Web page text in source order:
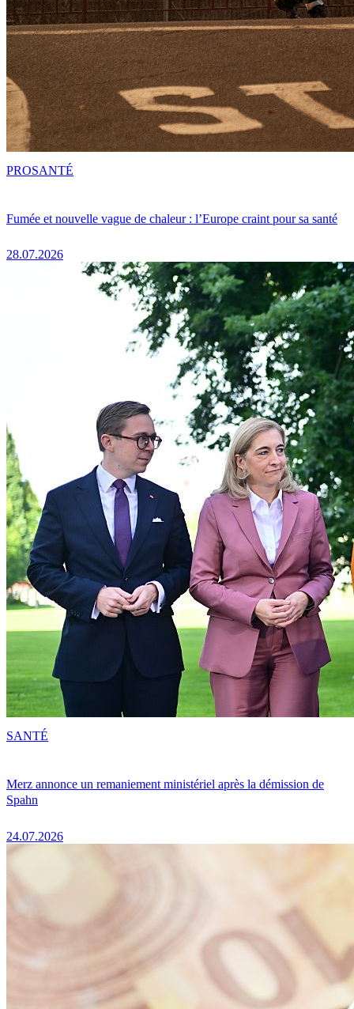
Fumée et nouvelle vague de chaleur : l’Europe craint pour sa santé
28.07.2026
PROSANTÉ
Merz annonce un remaniement ministériel après la démission de
Spahn
24.07.2026
SANTÉ